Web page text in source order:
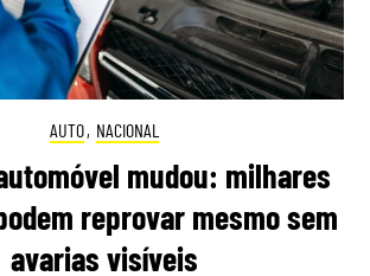
AUTO, NACIONAL
mudou: milhares
reprovar mesmo sem
avarias visíveis